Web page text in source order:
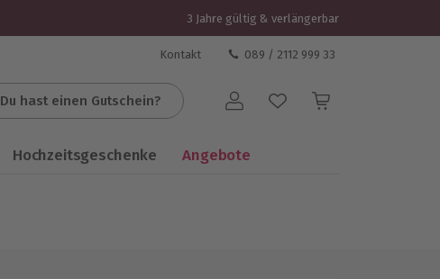
3 Jahre gültig & verlängerbar
Kontakt 089 / 2112 999 33
Du hast einen Gutschein? Benutzerkonto
Hochzeitsgeschenke Angebote